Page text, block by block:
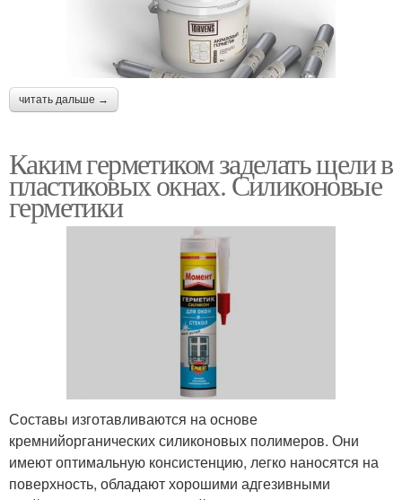
читать дальше →
Каким герметиком заделать щели в
пластиковых окнах. Силиконовые
герметики
Составы изготавливаются на основе
кремнийорганических силиконовых полимеров. Они
имеют оптимальную консистенцию, легко наносятся на
поверхность, обладают хорошими адгезивными